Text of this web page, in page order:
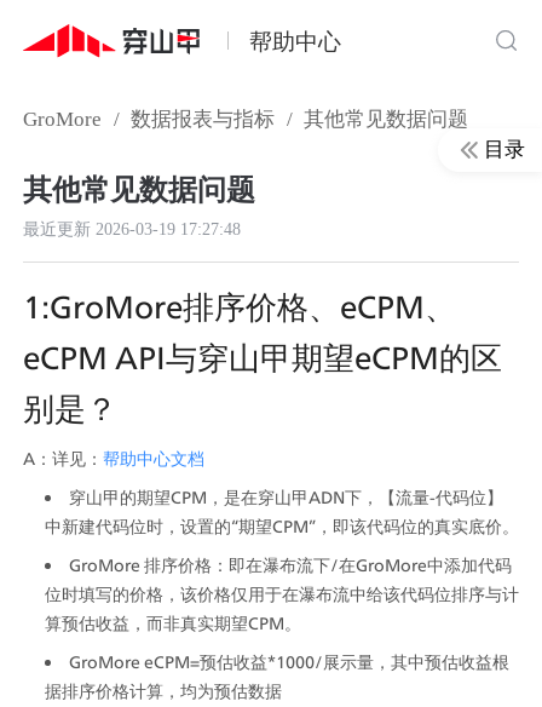
帮助中心
GroMore / 数据报表与指标 / 其他常见数据问题
其他常见数据问题
最近更新 2026-03-19 17:27:48
1:GroMore排序价格、eCPM、
eCPM API与穿山甲期望eCPM的区
别是？
A：详见：帮助中心文档
穿山甲的期望CPM，是在穿山甲ADN下，【流量-代码位】
中新建代码位时，设置的“期望CPM”，即该代码位的真实底价。
GroMore 排序价格：即在瀑布流下/在GroMore中添加代码
位时填写的价格，该价格仅用于在瀑布流中给该代码位排序与计
算预估收益，而非真实期望CPM。
GroMore eCPM=预估收益*1000/展示量，其中预估收益根
据排序价格计算，均为预估数据
目录